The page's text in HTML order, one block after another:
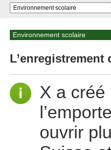
Environnement scolaire
X a créé
ouvrir